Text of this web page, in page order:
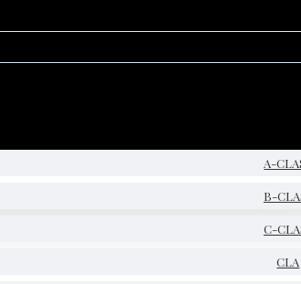
A-
B-
C-
CLA